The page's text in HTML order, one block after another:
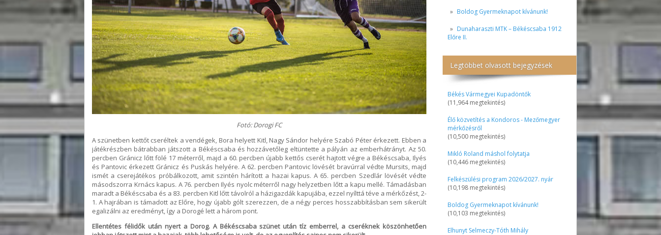
Boldog Gyermeknapot kívánunk!
Dunaharaszti MTK – Békéscsaba 1912
Előre II.
Legtöbbet olvasott bejegyzések
Békés Vármegyei Kupadöntők
(11,964 megtekintés)
Élő közvetítés a Kondoros - Mezőmegyer
mérkőzésről
(10,500 megtekintés)
Mikló Roland máshol folytatja
(10,446 megtekintés)
Felkészülési program 2026/2027. nyár
(10,198 megtekintés)
Boldog Gyermeknapot kívánunk!
(10,103 megtekintés)
Elhunyt Selmeczy-Tóth Mihály
Fotó: Dorogi FC
A szünetben kettőt cseréltek a vendégek, Bora helyett Kitl, Nagy Sándor helyére Szabó Péter érkezett. Ebben a
játékrészben bátrabban játszott a Békéscsaba és hozzávetőleg eltüntette a pályán az emberhátrányt. Az 50.
percben Gránicz lőtt fölé 17 méterről, majd a 60. percben újabb kettős cserét hajtott végre a Békéscsaba, Ilyés
és Pantovic érkezett Gránicz és Puskás helyére. A 62. percben Pantovic lövését bravúrral védte Mursits, majd
ismét a cserejátékos próbálkozott, amit szintén hárított a hazai kapus. A 65. percben Szedlár lövését védte
másodszorra Krnács kapus. A 76. percben Ilyés nyolc méterről nagy helyzetben lőtt a kapu mellé. Támadásban
maradt a Békéscsaba és a 83. percben Kitl lőtt távolról a házigazdák kapujába, ezzel nyílttá téve a mérkőzést, 2-
1. A hajrában is támadott az Előre, hogy újabb gólt szerezzen, de a négy perces hosszabbításban sem sikerült
egalizálni az eredményt, így a Dorogé lett a három pont.
Ellentétes félidők után nyert a Dorog. A Békéscsaba szünet után tíz emberrel, a cseréknek köszönhetően